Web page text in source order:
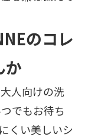
のコレ
か
人向けの洗
でもお待ち
くい美しいシ